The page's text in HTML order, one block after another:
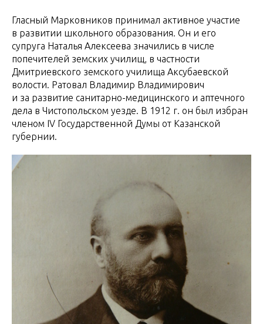
Гласный Марковников принимал активное участие
в развитии школьного образования. Он и его
супруга Наталья Алексеева значились в числе
попечителей земских училищ, в частности
Дмитриевского земского училища Аксубаевской
волости. Ратовал Владимир Владимирович
и за развитие санитарно-медицинского и аптечного
дела в Чистопольском уезде. В 1912 г. он был избран
членом IV Государственной Думы от Казанской
губернии.